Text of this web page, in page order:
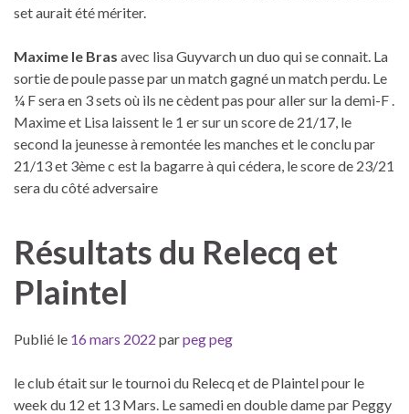
set aurait été mériter.
Maxime le Bras avec lisa Guyvarch un duo qui se connait. La
sortie de poule passe par un match gagné un match perdu. Le
¼ F sera en 3 sets où ils ne cèdent pas pour aller sur la demi-F .
Maxime et Lisa laissent le 1 er sur un score de 21/17, le
second la jeunesse à remontée les manches et le conclu par
21/13 et 3ème c est la bagarre à qui cédera, le score de 23/21
sera du côté adversaire
Résultats du Relecq et
Plaintel
Publié le 16 mars 2022 parpeg peg
le club était sur le tournoi du Relecq et de Plaintel pour le
week du 12 et 13 Mars. Le samedi en double dame par Peggy